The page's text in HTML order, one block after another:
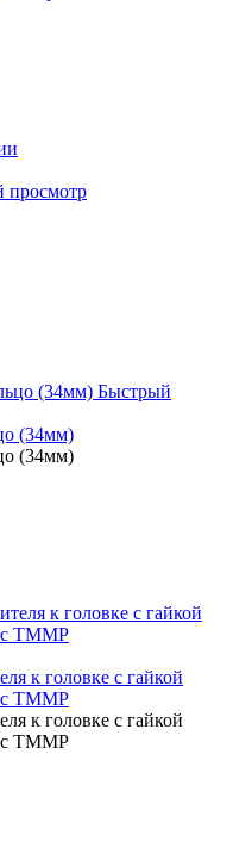
просмотр
Быстрый
(34мм)
(34мм)
к головке с гайкой
TMMP
к головке с гайкой
TMMP